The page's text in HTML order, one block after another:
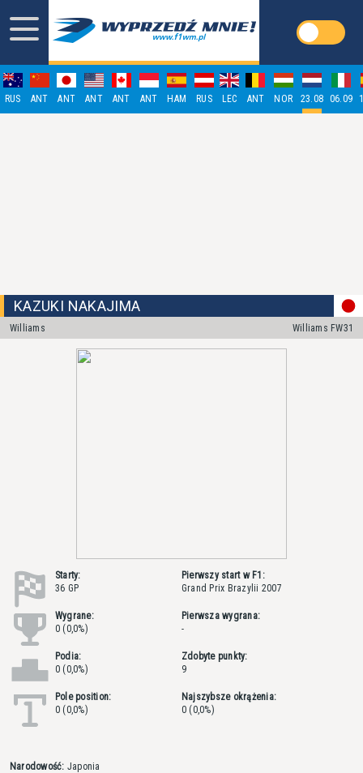
RUS ANT ANT ANT ANT ANT HAM RUS LEC ANT NOR 23.08 06.09
KAZUKI NAKAJIMA
Williams Williams FW31
Starty:
36 GP
Pierwszy start w F1:
Grand Prix Brazylii 2007
Wygrane:
0 (0,0%)
Pierwsza wygrana:
-
Podia:
0 (0,0%)
Zdobyte punkty:
9
Pole position:
0 (0,0%)
Najszybsze okrążenia:
0 (0,0%)
Narodowość: Japonia